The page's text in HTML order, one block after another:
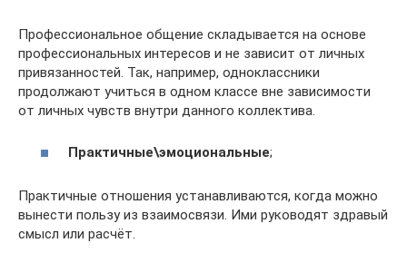
Профессиональное общение складывается на основе
профессиональных интересов и не зависит от личных
привязанностей. Так, например, одноклассники
продолжают учиться в одном классе вне зависимости
от личных чувств внутри данного коллектива.
Практичные\эмоциональные;
Практичные отношения устанавливаются, когда можно
вынести пользу из взаимосвязи. Ими руководят здравый
смысл или расчёт.